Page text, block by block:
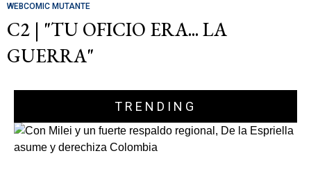
WEBCOMIC MUTANTE
C2 | "TU OFICIO ERA... LA
GUERRA"
TRENDING